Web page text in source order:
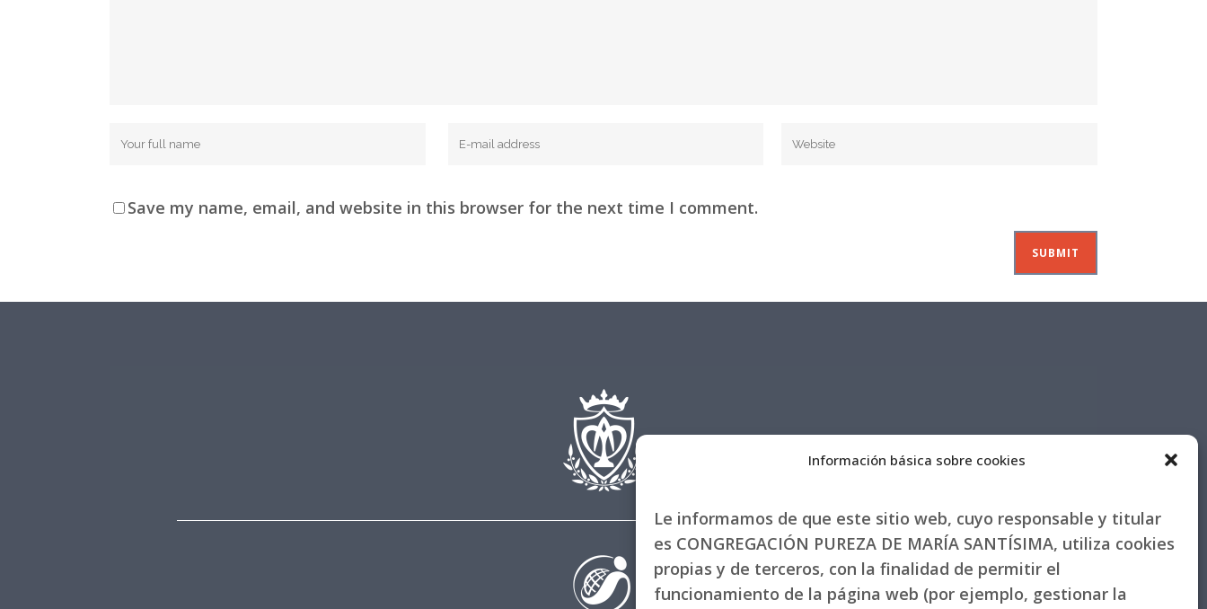
Información básica sobre cookies
Le informamos de que este sitio web, cuyo responsable y titular
es CONGREGACIÓN PUREZA DE MARÍA SANTÍSIMA, utiliza cookies
propias y de terceros, con la finalidad de permitir el
funcionamiento de la página web (por ejemplo, gestionar la
Save my name, email, and website in this browser for the next time I comment.